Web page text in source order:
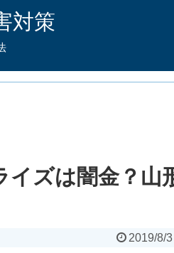
対策
ズは闇金？山
2019/8/3